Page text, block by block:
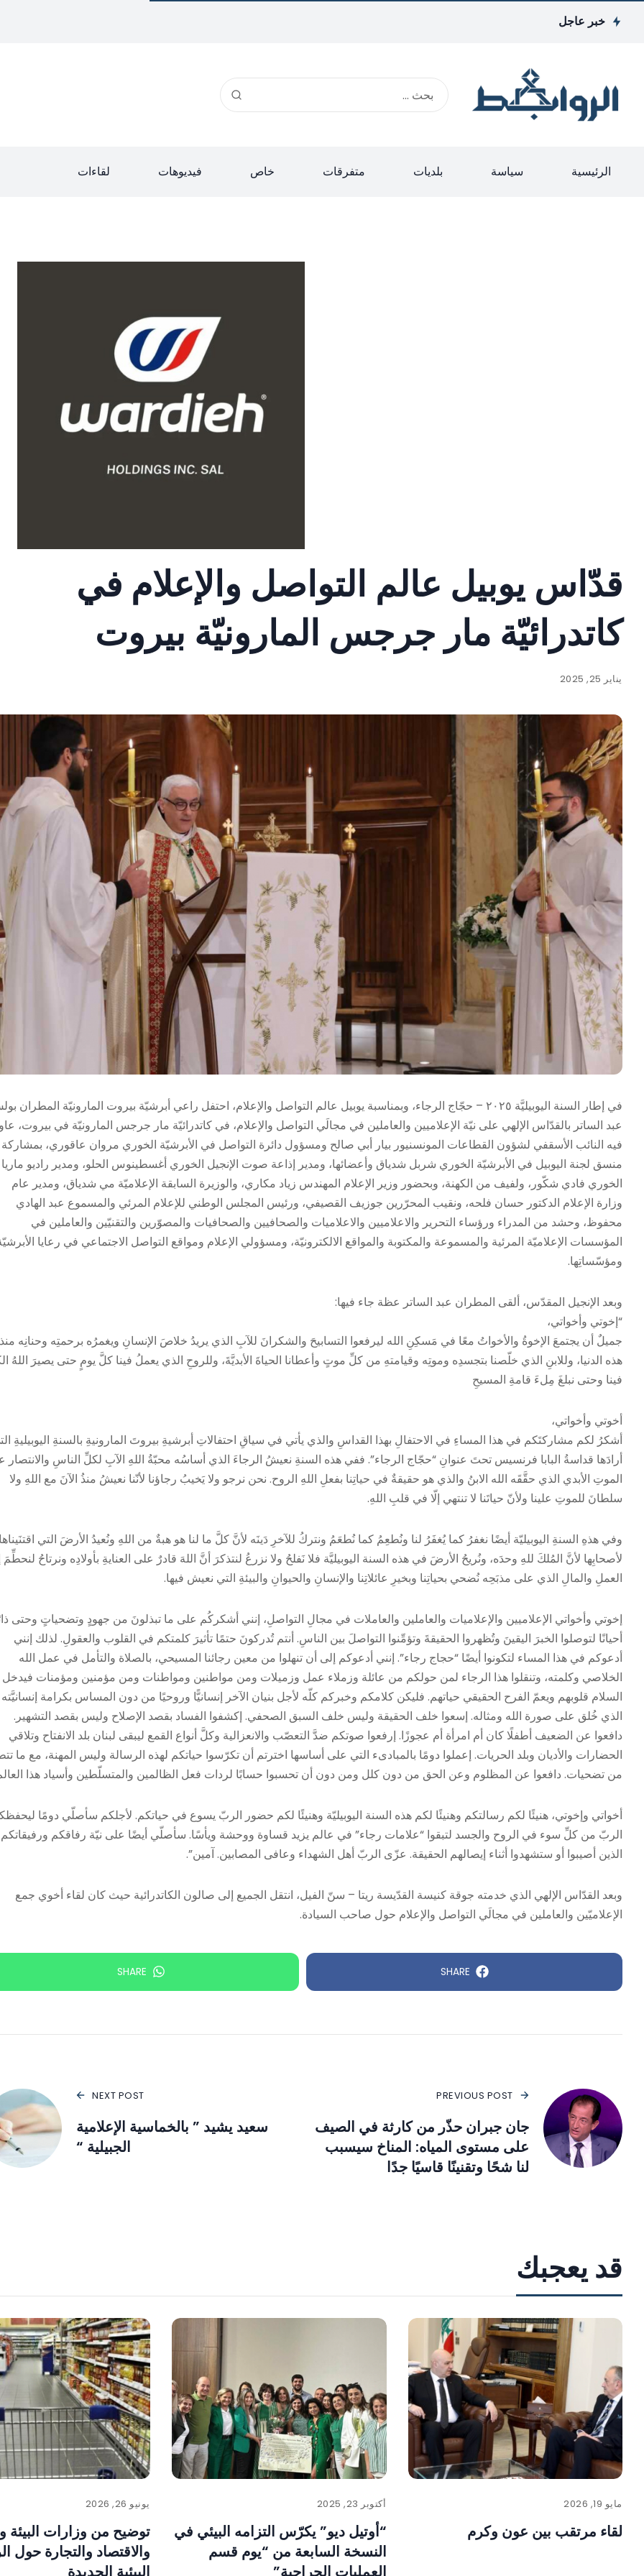
خبر عاجل
الرئيسية سياسة بلديات متفرقات خاص فيديوهات لقاءات
قدّاس يوبيل عالم التواصل والإعلام في
كاتدرائيّة مار جرجس المارونيّة بيروت
يناير 25, 2025
في إطار السنة اليوبيليَّة ٢٠٢٥ – حجّاج الرجاء، وبمناسبة يوبيل عالم التواصل والإعلام، احتفل راعي أبرشيّة بيروت المارونيّة المطران
عبد الساتر بالقدّاس الإلهي على نيّة الإعلاميين والعاملين في مجالَي التواصل والإعلام، في كاتدرائيّة مار جرجس المارونيّة في بيروت،
فيه النائب الأسقفي لشؤون القطاعات المونسنيور بيار أبي صالح ومسؤول دائرة التواصل في الأبرشيّة الخوري مروان عاقوري، بمشاركة
منسق لجنة اليوبيل في الأبرشيّة الخوري شربل شدياق وأعضائها، ومدير إذاعة صوت الإنجيل الخوري أغسطينوس الحلو، ومدير راديو ماريا
الخوري فادي شكّور، ولفيف من الكهنة، وبحضور وزير الإعلام المهندس زياد مكاري، والوزيرة السابقة الإعلاميّة مي شدياق، ومدير عام
وزارة الإعلام الدكتور حسان فلحه، ونقيب المحرّرين جوزيف القصيفي، ورئيس المجلس الوطني للإعلام المرئي والمسموع عبد الهادي
محفوظ، وحشد من المدراء ورؤساء التحرير والاعلاميين والاعلاميات والصحافيين والصحافيات والمصوّرين والتقنيّين والعاملين في
المؤسسات الإعلاميّة المرئية والمسموعة والمكتوبة والمواقع الالكترونيّة، ومسؤولي الإعلام ومواقع التواصل الاجتماعي في رعايا
ومؤسّساتِها.
وبعد الإنجيل المقدّس، ألقى المطران عبد الساتر عظة جاء فيها:
“إخوتي وأخواتي،
جميلٌ أن يجتمعَ الإخوةُ والأخواتُ معًا في مَسكِنِ الله ليرفعوا التسابيحَ والشكرانَ للآبِ الذي يريدُ خلاصَ الإنسانِ ويغمرُه برحمتِه وحنانِه منذ
هذه الدنيا، وللابنِ الذي خلّصنا بتجسدِه وموتِه وقيامتهِ من كلِّ موتٍ وأعطانا الحياةَ الأبديَّةَ، وللروحِ الذي يعملُ فينا كلَّ يومٍ حتى يصيرَ اللهُ
فينا وحتى نبلغَ مِلءَ قامةِ المسيحِ
أخوتي وأخواتي،
أشكرُ لكم مشاركتَكم في هذا المساءِ في الاحتفالِ بهذا القداسِ والذي يأتي في سياقِ احتفالاتِ أبرشيةِ بيروتَ المارونيةِ بالسنةِ اليوبيليةِ
أرادَها قداسةُ البابا فرنسيس تحتَ عنوانِ “حجّاج الرجاء”. ففي هذه السنةِ نعيشُ الرجاءَ الذي أساسُه محبّةُ اللهِ الآبِ لكلِّ الناسِ والانتصار
الموتِ الأبدي الذي حقَّقَه الله الابنُ والذي هو حقيقةٌ في حياتِنا بفعلِ اللهِ الروح. نحن نرجو ولا يَخيبُ رجاؤنا لأنّنا نعيشُ منذُ الآنَ مع اللهِ ولا
سلطانَ للموتِ علينا ولأنّ حياتَنا لا تنتهي إلّا في قلبِ اللهِ.
وفي هذهِ السنةِ اليوبيليّة أيضًا نغفرُ كما يُغفَرُ لنا ونُطعِمُ كما نُطعَمُ ونتركُ للآخرِ دَينَه لأنَّ كلَّ ما لنا هو هبةٌ من اللهِ ونُعيدُ الأرضَ التي اقتنَيناها
لأصحابِها لأنَّ المُلكَ للهِ وحدَه، ونُريحُ الأرضَ في هذه السنة اليوبيليَّة فلا نَفلحُ ولا نزرعُ لنتذكرَ أنَّ اللهَ قادرٌ على العنايةِ بأولادِه ونرتاحُ لنحطِّمَ
العملِ والمالِ الذي على مذبَحِه نُضحي بحياتِنا وبخيرِ عائلاتِنا والإنسانِ والحيوانِ والبيئةِ التي نعيش فيها.
إخوتي وأخواتي الإعلاميين والإعلاميات والعاملين والعاملات في مجالِ التواصلِ، إنني أشكركُم على ما تبذلونَ من جهودٍ وتضحياتٍ وحتى
أحيانًا لتوصلوا الخبرَ اليقينَ وتُظهروا الحقيقةَ وتؤمِّنوا التواصلَ بين الناسِ. أنتم تُدركونَ حتمًا تأثيرَ كلمتكم في القلوب والعقولِ. لذلك إنني
أدعوكم في هذا المساء لتكونوا أيضًا “حجاج رجاء”. إنني أدعوكم إلى أن تنهلوا من معين رجائنا المسيحي، بالصلاة والتأمل في عمل الله
الخلاصي وكلمته، وتنقلوا هذا الرجاء لمن حولكم من عائلة وزملاء عمل وزميلات ومن مواطنين ومواطنات ومن مؤمنين ومؤمنات فيدخل
السلام قلوبهم ويعمّ الفرح الحقيقي حياتهم. فليكن كلامكم وخبركم كلّه لأجل بنيان الآخر إنسانيًّا وروحيًا من دون المساس بكرامة
الذي خُلق على صورة الله ومثاله. إسعوا خلف الحقيقة وليس خلف السبق الصحفي. إكشفوا الفساد بقصد الإصلاح وليس بقصد التشهير.
دافعوا عن الضعيف أطفلًا كان أم امرأة أم عجوزًا. إرفعوا صوتكم ضدَّ التعصّب والانعزالية وكلَّ أنواع القمع ليبقى لبنان بلد الانفتاح وتلاقي
الحضارات والأديان وبلد الحريات. إعملوا دومًا بالمبادىء التي على أساسها اخترتم أن تكرّسوا حياتكم لهذه الرسالة وليس المهنة، مع ما
من تضحيات. دافعوا عن المظلوم وعن الحق من دون كلل ومن دون أن تحسبوا حسابًا لردات فعل الظالمين والمتسلّطين وأسياد هذا
أخواتي وإخوتي، هنيئًا لكم رسالتكم وهنيئًا لكم هذه السنة اليوبيليّة وهنيئًا لكم حضور الربّ يسوع في حياتكم. لأجلكم سأصلّي دومًا
الربّ من كلِّ سوء في الروح والجسد لتبقوا “علامات رجاء” في عالم يزيد قساوة ووحشة ويأسًا. سأصلّي أيضًا على نيّة رفاقكم ورفيقاتكم
الذين أصيبوا أو ستشهدوا أثناء إيصالهم الحقيقة. عزّى الربّ أهل الشهداء وعافى المصابين. آمين”.
وبعد القدّاس الإلهي الذي خدمته جوقة كنيسة القدّيسة ريتا – سنّ الفيل، انتقل الجميع إلى صالون الكاتدرائية حيث كان لقاء أخوي جمع
الإعلاميّين والعاملين في مجالَي التواصل والإعلام حول صاحب السيادة.
SHARE
SHARE
PREVIOUS POST
جان جبران حذّر من كارثة في الصيف
على مستوى المياه: المناخ سيسبب
لنا شحًا وتقنينًا قاسيًا جدًا
NEXT POST
سعيد يشيد ” بالخماسية الإعلامية
الجبيلية “
قد يعجبك
مايو 19, 2026
لقاء مرتقب بين عون وكرم
أكتوبر 23, 2025
“أوتيل ديو” يكرّس التزامه البيئي في
النسخة السابعة من “يوم قسم
العمليات الجراحية”
يونيو 26, 2026
توضيح من وزارات البيئة
والاقتصاد والتجارة حول
البيئية الجديدة